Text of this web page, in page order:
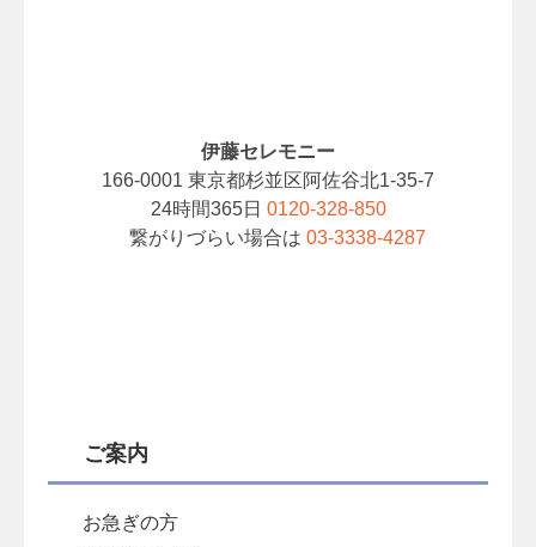
伊藤セレモニー
166-0001 東京都杉並区阿佐谷北1-35-7
24時間365日 0120-328-850
繋がりづらい場合は 03-3338-4287
ご案内
お急ぎの方